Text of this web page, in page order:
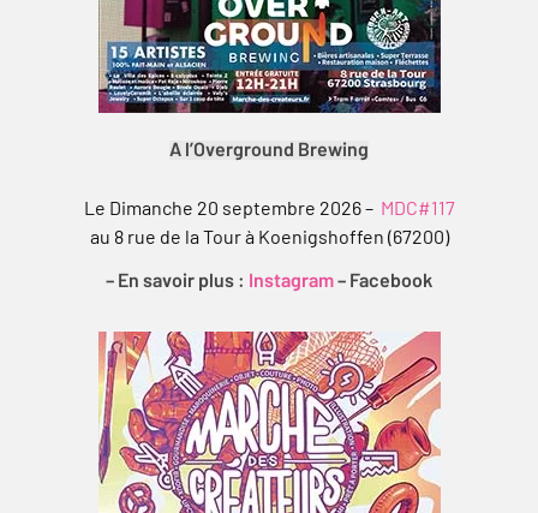
A l’Overground Brewing
Le Dimanche 20 septembre 2026 – MDC#117
au 8 rue de la Tour à Koenigshoffen (67200)
– En savoir plus : Instagram– Facebook